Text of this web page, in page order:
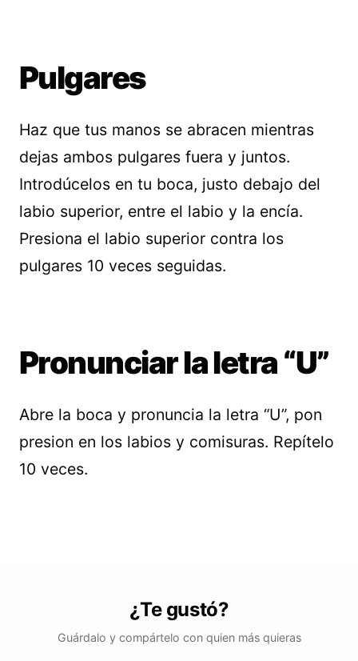
Pulgares
Haz que tus manos se abracen mientras
dejas ambos pulgares fuera y juntos.
Introdúcelos en tu boca, justo debajo del
labio superior, entre el labio y la encía.
Presiona el labio superior contra los
pulgares 10 veces seguidas.
Pronunciar la letra “U”
Abre la boca y pronuncia la letra “U”, pon
presion en los labios y comisuras. Repítelo
10 veces.
¿Te gustó?
Guárdalo y compártelo con quien más quieras